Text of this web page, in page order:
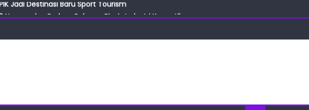
dan Perluas Peluang Bisnis Industri Kecantikan
Medis dan Laboratorium Terkini
Nyata Kepedulian Sosial
Jadi Destinasi Baru Sport Tourism